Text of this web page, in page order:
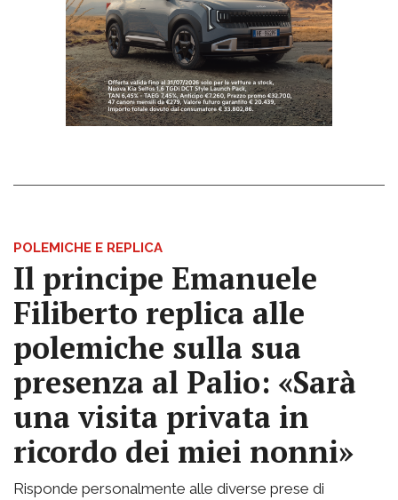
POLEMICHE E REPLICA
Il principe Emanuele
Filiberto replica alle
polemiche sulla sua
presenza al Palio: «Sarà
una visita privata in
ricordo dei miei nonni»
Risponde personalmente alle diverse prese di